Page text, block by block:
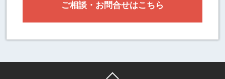
ご相談・お問合せはこちら